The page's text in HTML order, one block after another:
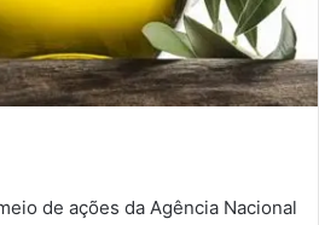
de ações da Agência Nacional